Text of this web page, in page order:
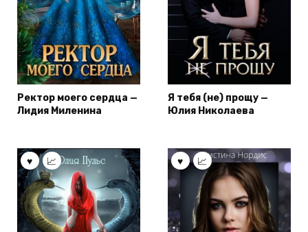
Ректор моего сердца —
Лидия Миленина
Я тебя (не) прощу —
Юлия Николаева